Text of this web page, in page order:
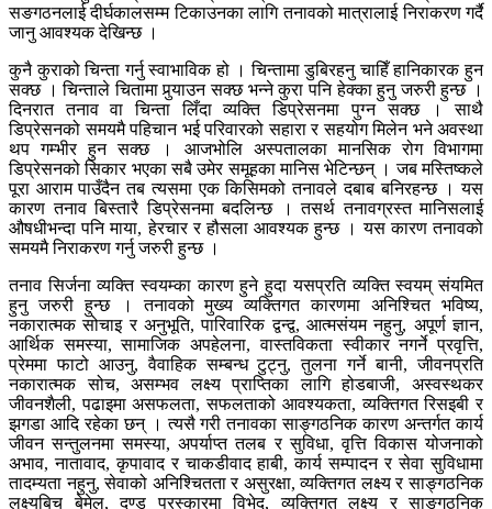
सङगठनलाई दीर्घकालसम्म टिकाउनका लागि तनावको मात्रालाई निराकरण गर्दै
जानु आवश्यक देखिन्छ ।
कुनै कुराको चिन्ता गर्नु स्वाभाविक हो । चिन्तामा डुबिरहनु चाहिँ हानिकारक हुन
सक्छ । चिन्ताले चितामा पुर्‍याउन सक्छ भन्ने कुरा पनि हेक्का हुनु जरुरी हुन्छ ।
दिनरात तनाव वा चिन्ता लिँदा व्यक्ति डिप्रेसनमा पुग्न सक्छ । साथै
डिप्रेसनको समयमै पहिचान भई परिवारको सहारा र सहयोग मिलेन भने अवस्था
थप गम्भीर हुन सक्छ । आजभोलि अस्पतालका मानसिक रोग विभागमा
डिप्रेसनको सिकार भएका सबै उमेर समूहका मानिस भेटिन्छन् । जब मस्तिष्कले
पूरा आराम पाउँदैन तब त्यसमा एक किसिमको तनावले दबाब बनिरहन्छ । यस
कारण तनाव बिस्तारै डिप्रेसनमा बदलिन्छ । तसर्थ तनावग्रस्त मानिसलाई
औषधीभन्दा पनि माया, हेरचार र हौसला आवश्यक हुन्छ । यस कारण तनावको
समयमै निराकरण गर्नु जरुरी हुन्छ ।
तनाव सिर्जना व्यक्ति स्वयम्का कारण हुने हुदा यसप्रति व्यक्ति स्वयम् संयमित
हुनु जरुरी हुन्छ । तनावको मुख्य व्यक्तिगत कारणमा अनिश्चित भविष्य,
नकारात्मक सोचाइ र अनुभूति, पारिवारिक द्वन्द्व, आत्मसंयम नहुनु, अपूर्ण ज्ञान,
आर्थिक समस्या, सामाजिक अपहेलना, वास्तविकता स्वीकार नगर्ने प्रवृत्ति,
प्रेममा फाटो आउनु, वैवाहिक सम्बन्ध टुट्नु, तुलना गर्ने बानी, जीवनप्रति
नकारात्मक सोच, असम्भव लक्ष्य प्राप्तिका लागि होडबाजी, अस्वस्थकर
जीवनशैली, पढाइमा असफलता, सफलताको आवश्यकता, व्यक्तिगत रिसइबी र
झगडा आदि रहेका छन् । त्यसै गरी तनावका साङ्गठनिक कारण अन्तर्गत कार्य
जीवन सन्तुलनमा समस्या, अपर्याप्त तलब र सुविधा, वृत्ति विकास योजनाको
अभाव, नातावाद, कृपावाद र चाकडीवाद हाबी, कार्य सम्पादन र सेवा सुविधामा
तादम्यता नहुनु, सेवाको अनिश्चितता र असुरक्षा, व्यक्तिगत लक्ष्य र साङ्गठनिक
लक्ष्यबिच बेमेल, दण्ड पुरस्कारमा विभेद, व्यक्तिगत लक्ष्य र साङ्गठनिक